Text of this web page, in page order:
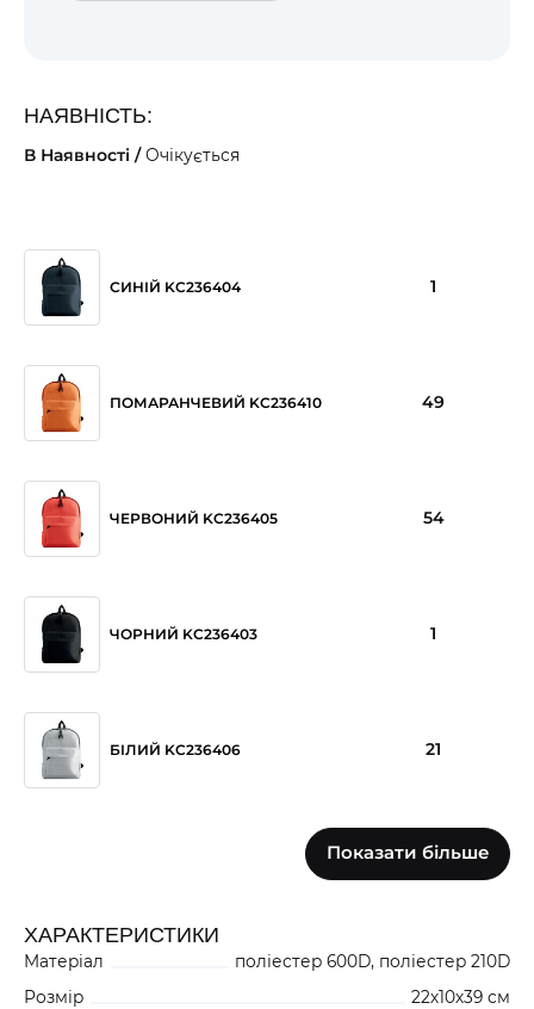
НАЯВНІСТЬ:
В Наявності /Очікується
СИНІЙ KC236404 1
ПОМАРАНЧЕВИЙ KC236410 49
ЧЕРВОНИЙ KC236405 54
ЧОРНИЙ KC236403 1
БІЛИЙ KC236406 21
0
Показати більше
ХАРАКТЕРИСТИКИ
Матеріал
поліестер 600D, поліестер 210D
Розмір
22х10х39 см